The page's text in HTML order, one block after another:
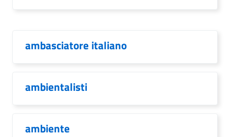
ambasciatore italiano
ambientalisti
ambiente